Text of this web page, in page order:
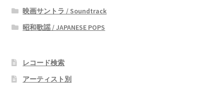
映画サントラ / Soundtrack
昭和歌謡 / JAPANESE POPS
レコード検索
アーティスト別